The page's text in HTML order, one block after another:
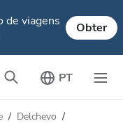
de viagens Obter
PT
Delchevo